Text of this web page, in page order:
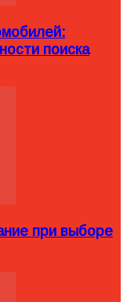
поиска
при выборе